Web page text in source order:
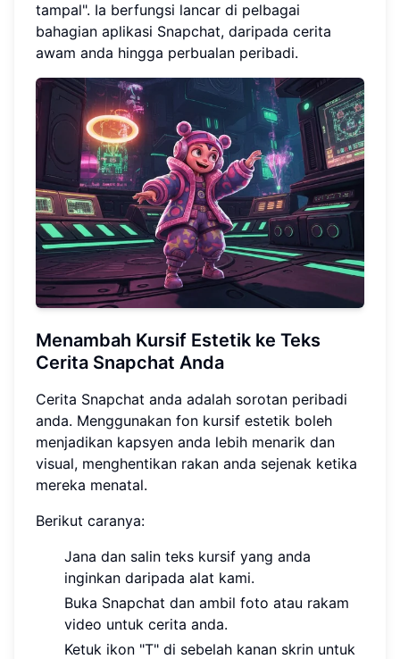
tampal". Ia berfungsi lancar di pelbagai
bahagian aplikasi Snapchat, daripada cerita
awam anda hingga perbualan peribadi.
Menambah Kursif Estetik ke Teks
Cerita Snapchat Anda
Cerita Snapchat anda adalah sorotan peribadi
anda. Menggunakan fon kursif estetik boleh
menjadikan kapsyen anda lebih menarik dan
visual, menghentikan rakan anda sejenak ketika
mereka menatal.
Berikut caranya:
Jana dan salin teks kursif yang anda
inginkan daripada alat kami.
Buka Snapchat dan ambil foto atau rakam
video untuk cerita anda.
Ketuk ikon "T" di sebelah kanan skrin untuk